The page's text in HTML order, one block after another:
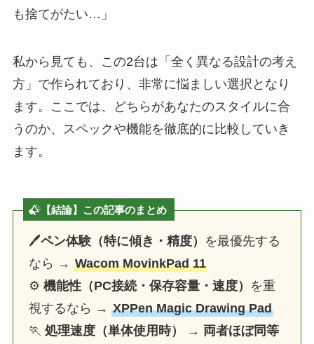
も捨てがたい…」
私から見ても、この2台は「全く異なる設計の考え
方」で作られており、非常に悩ましい選択となり
ます。ここでは、どちらがあなたのスタイルに合
うのか、スペックや機能を徹底的に比較していき
ます。
【結論】この記事のまとめ
🖊️ペン体験（特に傾き・精度） を最優先する
なら →Wacom MovinkPad 11
⚙️機能性（PC接続・保存容量・速度） を重
視するなら →XPPen Magic Drawing Pad
🏃処理速度（単体使用時） → 両者ほぼ同等